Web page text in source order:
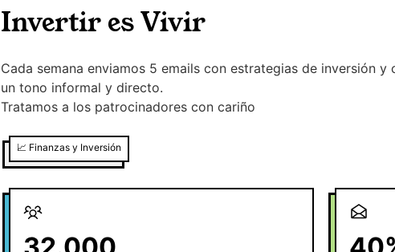
Invertir es Vivir
Cada semana enviamos 5 emails con estrategias de inversión
un tono informal y directo.
Tratamos a los patrocinadores con cariño
📈 Finanzas y Inversión